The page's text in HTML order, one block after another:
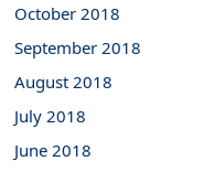
October 2018
September 2018
August 2018
July 2018
June 2018